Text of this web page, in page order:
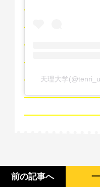
天理大学
前の記事へ